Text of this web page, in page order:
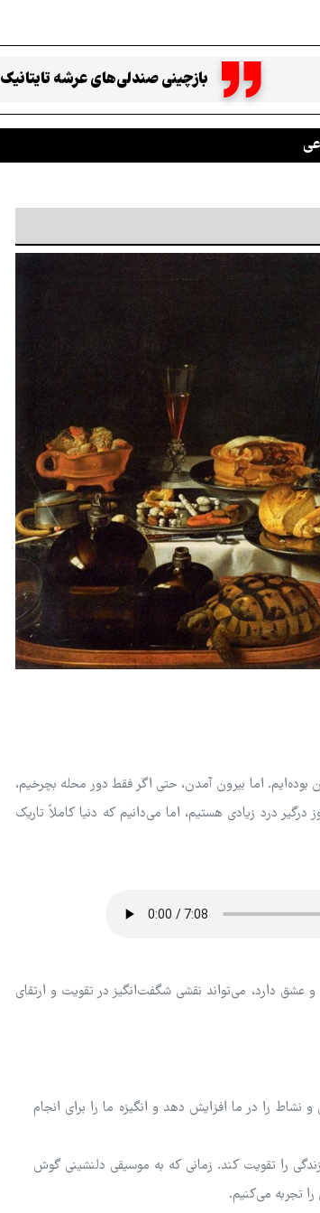
بازچینی صندلی‌های عرشه تایتانیک
اما بیرون آمدن، حتی اگر فقط دور محله بچرخیم،
درد زیادی هستیم، اما می‌دانیم که دنیا کاملاً تاریک
عشق دارد، می‌تواند نقشی شگفت‌انگیز در تقویت و ارتقای
را در ما افزایش دهد و انگیزه ما را برای انجام
را تقویت کند. زمانی که به موسیقی دلنشینی گوش
تجربه می‌کنیم.